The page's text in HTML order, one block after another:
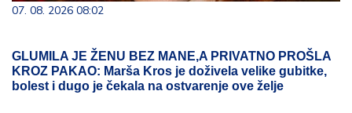
07. 08. 2026 08:02
GLUMILA JE ŽENU BEZ MANE,A PRIVATNO PROŠLA
KROZ PAKAO: Marša Kros je doživela velike gubitke,
bolest i dugo je čekala na ostvarenje ove želje